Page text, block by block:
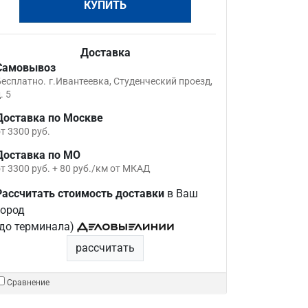
КУПИТЬ
Доставка
г.Ивантеевка, Студенческий проезд,
5
по Москве
3300 руб.
по МО
3300 руб. + 80 руб./км от МКАД
стоимость доставкив Ваш
терминала)
рассчитать
Сравнение